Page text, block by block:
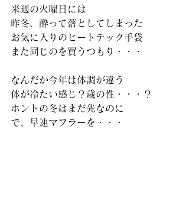
来週の火曜日には
昨冬、酔って落としてしまった
お気に入りのヒートテック手袋
また同じのを買うつもり・・・
なんだか今年は体調が違う
体が冷たい感じ？歳の性・・・？
ホントの冬はまだ先なのに
で、早速マフラーを・・・